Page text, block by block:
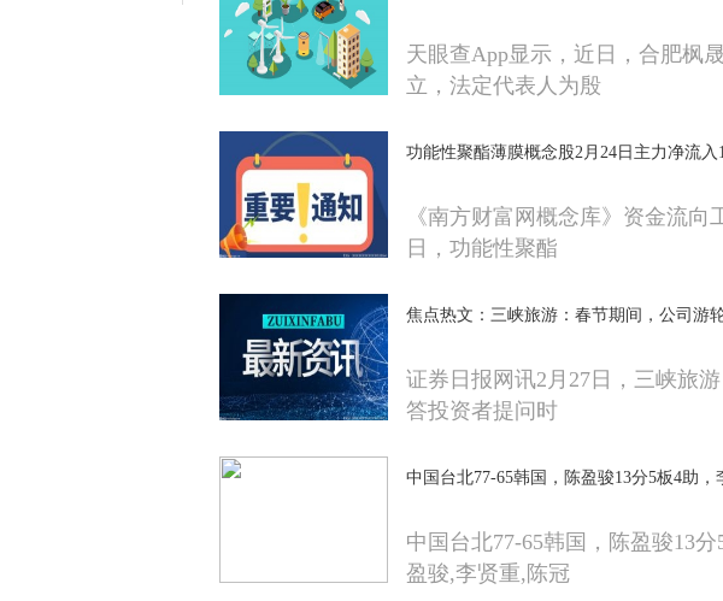
天眼查App显示，近日，合肥枫
立，法定代表人为殷
功能性聚酯薄膜概念股2月24日主力净流
《南方财富网概念库》资金流向
日，功能性聚酯
焦点热文：三峡旅游：春节期间，公司游
证券日报网讯2月27日，三峡旅
答投资者提问时
中国台北77-65韩国，陈盈骏13分5板4助，
中国台北77-65韩国，陈盈骏13
盈骏,李贤重,陈冠